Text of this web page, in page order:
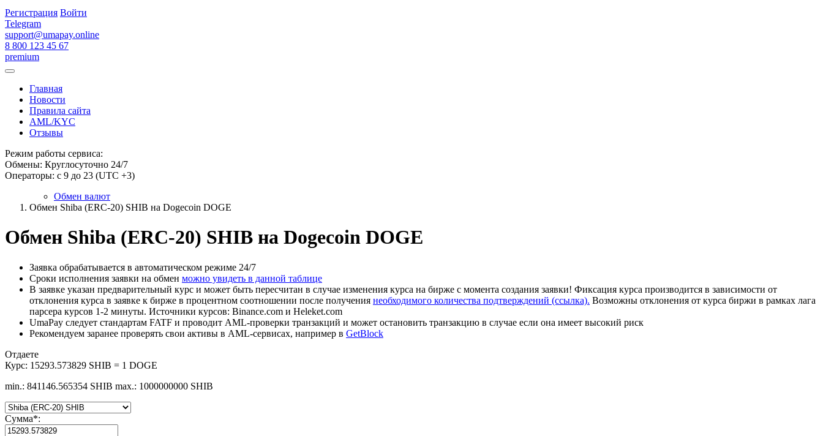
Регистрация Войти
Telegram
support@umapay.online
8 800 123 45 67
premium
Главная
Новости
Правила сайта
AML/KYC
Отзывы
Режим работы сервиса:
Обмены: Круглосуточно 24/7
Операторы: с 9 до 23 (UTC +3)
Обмен валют
Обмен Shiba (ERC-20) SHIB на Dogecoin DOGE
Обмен Shiba (ERC-20) SHIB на Dogecoin DOGE
Заявка обрабатывается в автоматическом режиме 24/7
Сроки исполнения заявки на обмен можно увидеть в данной таблице
В заявке указан предварительный курс и может быть пересчитан в случае изменения курса на бирже с момента создания заявки! Фиксация курса производится в зависимости от
отклонения курса в заявке к бирже в процентном соотношении после получения необходимого количества подтверждений (ссылка). Возможны отклонения от курса биржи в рамках лага
парсера курсов 1-2 минуты. Источники курсов: Binance.com и Heleket.com
UmaPay следует стандартам FATF и проводит AML-проверки транзакций и может остановить транзакцию в случае если она имеет высокий риск
Рекомендуем заранее проверять свои активы в AML-сервисах, например в GetBlock
Отдаете
Курс: 15293.573829 SHIB = 1 DOGE
min.: 841146.565354 SHIB max.: 1000000000 SHIB
Сумма*: